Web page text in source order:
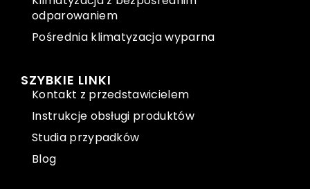
odparowaniem
Pośrednia klimatyzacja wyparna
SZYBKIE LINKI
Kontakt z przedstawicielem
Instrukcje obsługi produktów
Studia przypadków
Blog